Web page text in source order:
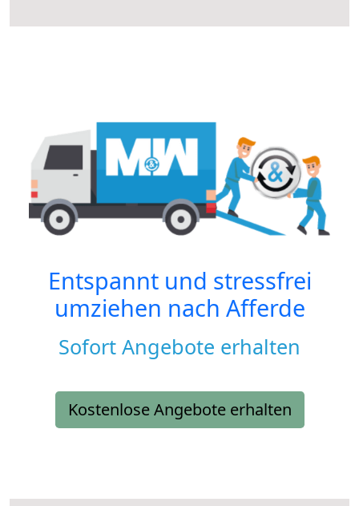
Entspannt und stressfrei
umziehen nach Afferde
Sofort Angebote erhalten
Kostenlose Angebote erhalten